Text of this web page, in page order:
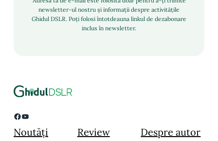
newsletter-ul nostru și informații despre activitățile
Ghidul DSLR. Poți folosi întotdeauna linkul de dezabonare
inclus în newsletter.
Facebook YouTube
Noutăți
Review
Despre autor